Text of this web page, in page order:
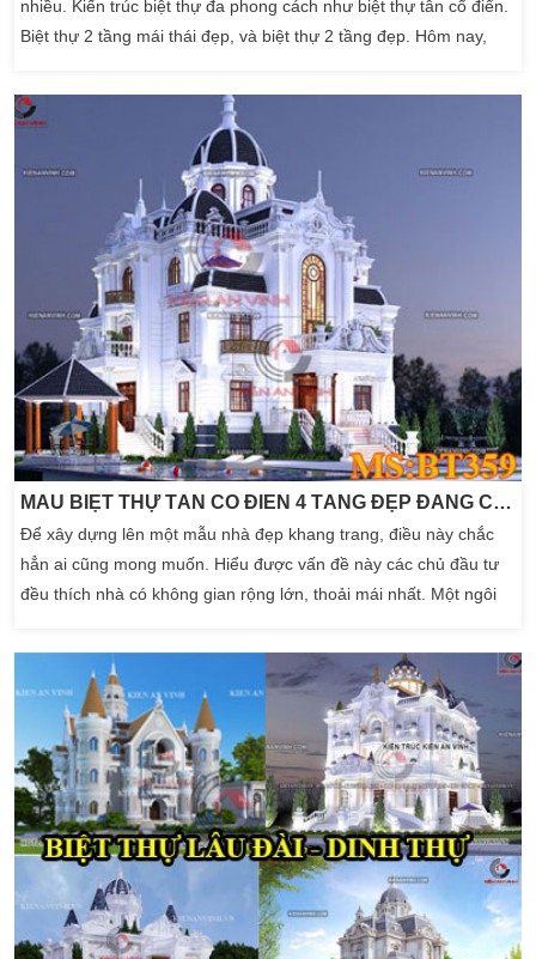
nhiều. Kiến trúc biệt thự đa phong cách như biệt thự tân cổ điển.
Biệt thự 2 tầng mái thái đẹp, và biệt thự 2 tầng đẹp. Hôm nay,
chiêm ngưỡng. Những mẫu biệt thự 2 tầng tân cổ điển dưới đây
có một số ảnh biệt […]
MẪU BIỆT THỰ TÂN CỔ ĐIỂN 4 TẦNG ĐẸP ĐẲNG CẤP KIỂU PHÁP
Để xây dựng lên một mẫu nhà đẹp khang trang, điều này chắc
hẳn ai cũng mong muốn. Hiểu được vấn đề này các chủ đầu tư
đều thích nhà có không gian rộng lớn, thoải mái nhất. Một ngôi
đa khối thì chỉ có mẫu biệt thự tân cổ điển đẹp. Đưa không gian
đến hình thức đồ sộ, giúp chúng […]